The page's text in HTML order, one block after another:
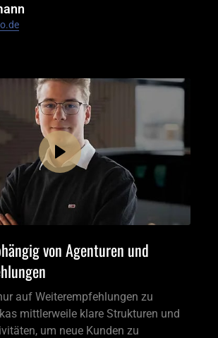
von Agenturen und
auf Weiterempfehlungen zu
mittlerweile klare Strukturen und
um neue Kunden zu